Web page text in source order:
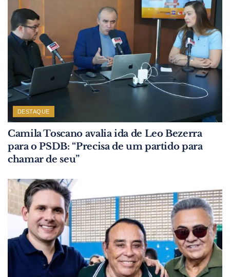
DESTAQUE
Camila Toscano avalia ida de Leo Bezerra
para o PSDB: “Precisa de um partido para
chamar de seu”